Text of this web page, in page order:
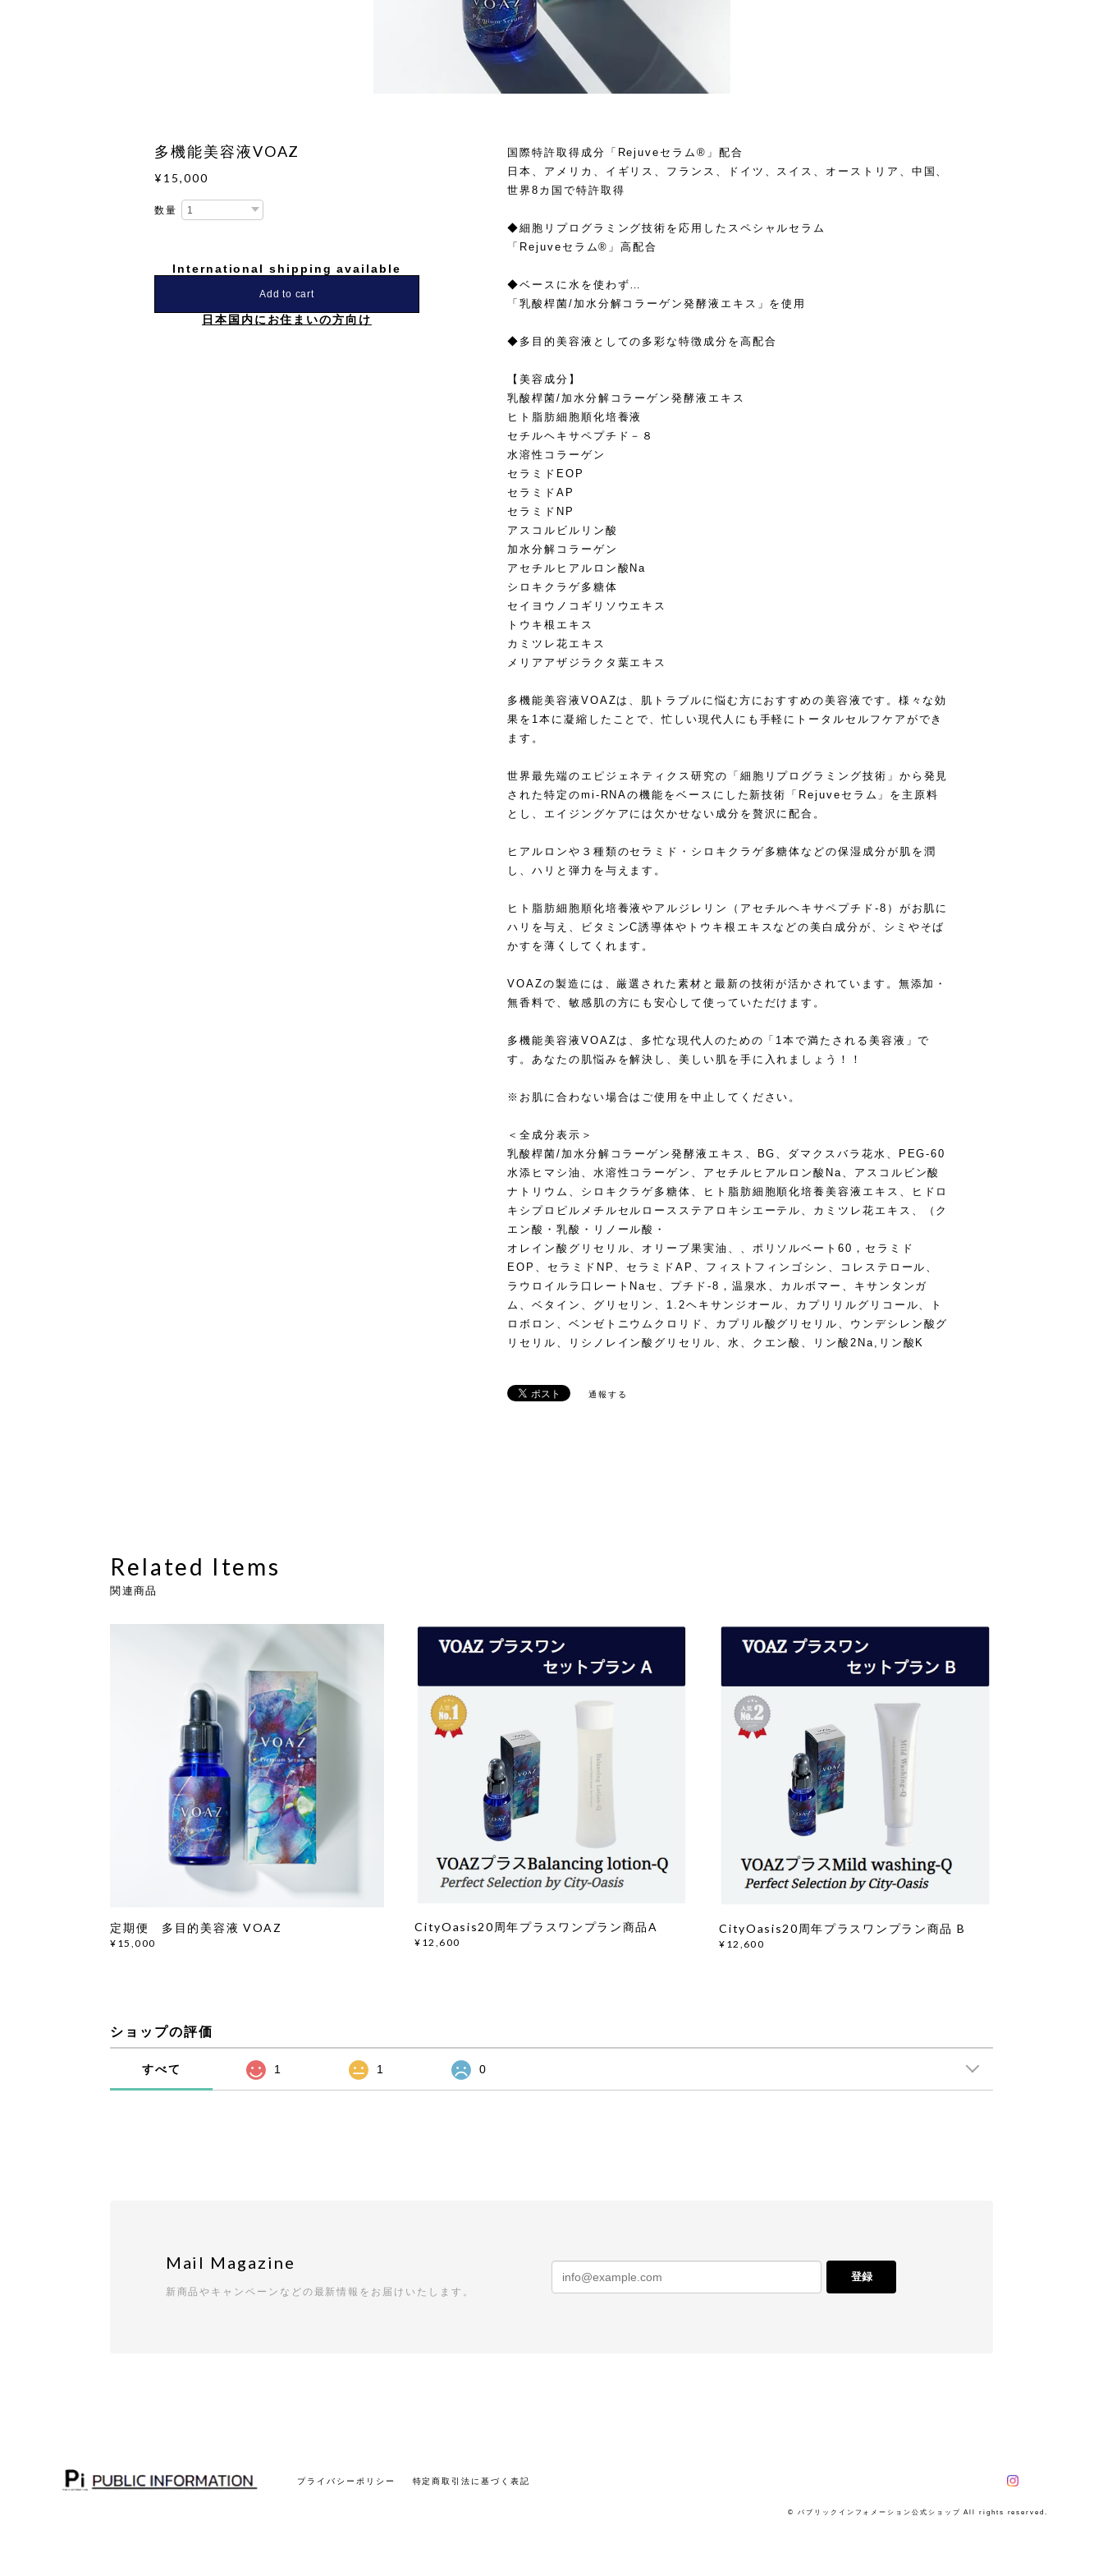
多機能美容液VOAZ
¥15,000
数量
International shipping available
Add to cart
日本国内にお住まいの方向け
国際特許取得成分「Rejuveセラム®」配合
日本、アメリカ、イギリス、フランス、ドイツ、スイス、オーストリア、中国、
世界8カ国で特許取得
◆細胞リプログラミング技術を応用したスペシャルセラム
「Rejuveセラム®」高配合
◆ベースに水を使わず…
「乳酸桿菌/加水分解コラーゲン発酵液エキス」を使用​
◆多目的美容液としての多彩な特徴成分を高配合
【美容成分】
乳酸桿菌/加水分解コラーゲン発酵液エキス
ヒト脂肪細胞順化培養液
セチルヘキサペプチド－８
水溶性コラーゲン
セラミドEOP
セラミドAP
セラミドNP
アスコルビルリン酸
加水分解コラーゲン
アセチルヒアルロン酸Na
シロキクラゲ多糖体
セイヨウノコギリソウエキス
トウキ根エキス
カミツレ花エキス
メリアアザジラクタ葉エキス
多機能美容液VOAZは、肌トラブルに悩む方におすすめの美容液です。様々な効
果を1本に凝縮したことで、忙しい現代人にも手軽にトータルセルフケアができ
ます。
世界最先端のエピジェネティクス研究の「細胞リプログラミング技術」から発見
された特定のmi-RNAの機能をベースにした新技術「Rejuveセラム」を主原料
とし、エイジングケアには欠かせない成分を贅沢に配合。
ヒアルロンや３種類のセラミド・シロキクラゲ多糖体などの保湿成分が肌を潤
し、ハリと弾力を与えます。
ヒト脂肪細胞順化培養液やアルジレリン（アセチルヘキサペプチド-8）がお肌に
ハリを与え、ビタミンC誘導体やトウキ根エキスなどの美白成分が、シミやそば
かすを薄くしてくれます。
VOAZの製造には、厳選された素材と最新の技術が活かされています。無添加・
無香料で、敏感肌の方にも安心して使っていただけます。
多機能美容液VOAZは、多忙な現代人のための「1本で満たされる美容液」で
す。あなたの肌悩みを解決し、美しい肌を手に入れましょう！！
※お肌に合わない場合はご使用を中止してください。
＜全成分表示＞
乳酸桿菌/加水分解コラーゲン発酵液エキス、BG、ダマクスバラ花水、PEG-60
水添ヒマシ油、水溶性コラーゲン、アセチルヒアルロン酸Na、アスコルビン酸
ナトリウム、シロキクラゲ多糖体、ヒト脂肪細胞順化培養美容液エキス、ヒドロ
キシプロピルメチルセルロースステアロキシエーテル、カミツレ花エキス、（ク
エン酸・乳酸・リノール酸・
オレイン酸グリセリル、オリーブ果実油、、ポリソルベート60，セラミド
EOP、セラミドNP、セラミドAP、フィストフィンゴシン、コレステロール、
ラウロイルラ口レートNaセ、プチド-8，温泉水、カルボマー、キサンタンガ
ム、ベタイン、グリセリン、1.2ヘキサンジオール、カプリリルグリコール、ト
ロボロン、ベンゼトニウムクロリド、カプリル酸グリセリル、ウンデシレン酸グ
リセリル、リシノレイン酸グリセリル、水、クエン酸、リン酸2Na,リン酸K
通報する
Related Items
関連商品
定期便 多目的美容液 VOAZ
¥15,000
CityOasis20周年プラスワンプラン商品A
¥12,600
CityOasis20周年プラスワンプラン商品 B
¥12,600
ショップの評価
すべて 1 1 0
Mail Magazine
新商品やキャンペーンなどの最新情報をお届けいたします。
登録
プライバシーポリシー 特定商取引法に基づく表記
© パブリックインフォメーション公式ショップ All rights reserved.